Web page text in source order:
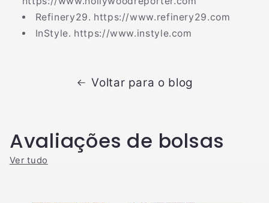
Refinery29. https://www.refinery29.com
InStyle. https://www.instyle.com
Voltar para o blog
Avaliações de bolsas
Ver tudo